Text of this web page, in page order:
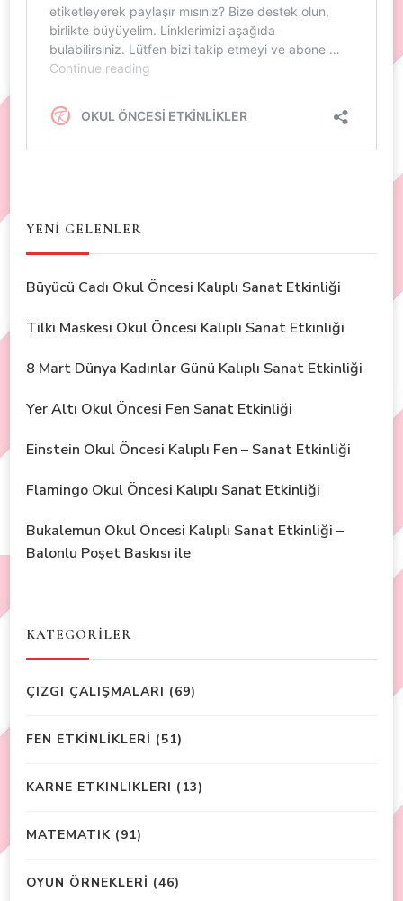
YENİ GELENLER
Büyücü Cadı Okul Öncesi Kalıplı Sanat Etkinliği
Tilki Maskesi Okul Öncesi Kalıplı Sanat Etkinliği
8 Mart Dünya Kadınlar Günü Kalıplı Sanat Etkinliği
Yer Altı Okul Öncesi Fen Sanat Etkinliği
Einstein Okul Öncesi Kalıplı Fen – Sanat Etkinliği
Flamingo Okul Öncesi Kalıplı Sanat Etkinliği
Bukalemun Okul Öncesi Kalıplı Sanat Etkinliği –
Balonlu Poşet Baskısı ile
KATEGORİLER
ÇIZGI ÇALIŞMALARI (69)
FEN ETKİNLİKLERİ (51)
KARNE ETKINLIKLERI (13)
MATEMATIK (91)
OYUN ÖRNEKLERİ (46)